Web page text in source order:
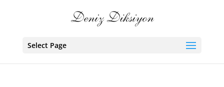
Select Page